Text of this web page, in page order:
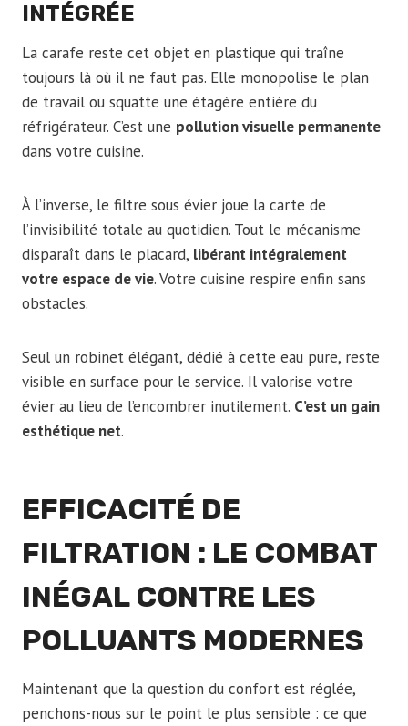
INTÉGRÉE
La carafe reste cet objet en plastique qui traîne
toujours là où il ne faut pas. Elle monopolise le plan
de travail ou squatte une étagère entière du
réfrigérateur. C’est une pollution visuelle permanente
dans votre cuisine.
À l’inverse, le filtre sous évier joue la carte de
l’invisibilité totale au quotidien. Tout le mécanisme
disparaît dans le placard, libérant intégralement
votre espace de vie. Votre cuisine respire enfin sans
obstacles.
Seul un robinet élégant, dédié à cette eau pure, reste
visible en surface pour le service. Il valorise votre
évier au lieu de l’encombrer inutilement. C’est un gain
esthétique net.
EFFICACITÉ DE
FILTRATION : LE COMBAT
INÉGAL CONTRE LES
POLLUANTS MODERNES
Maintenant que la question du confort est réglée,
penchons-nous sur le point le plus sensible : ce que